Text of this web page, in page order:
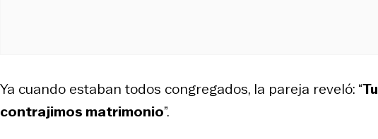
Ya cuando estaban todos congregados, la pareja reveló: “
contrajimos matrimonio”.